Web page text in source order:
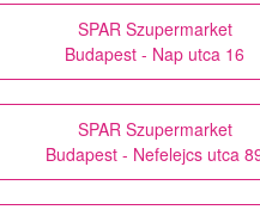
SPAR Szupermarket
Budapest - Nap utca 16
SPAR Szupermarket
Budapest - Nefelejcs utca